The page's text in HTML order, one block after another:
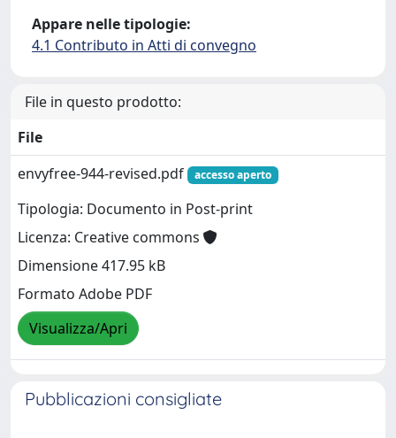
Appare nelle tipologie:
4.1 Contributo in Atti di convegno
File in questo prodotto:
File
envyfree-944-revised.pdf
accesso aperto
Tipologia: Documento in Post-print
Licenza: Creative commons
Dimensione 417.95 kB
Formato Adobe PDF
Visualizza/Apri
Pubblicazioni consigliate